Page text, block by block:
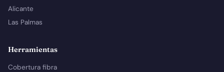
Alicante
Las Palmas
Herramientas
Cobertura fibra